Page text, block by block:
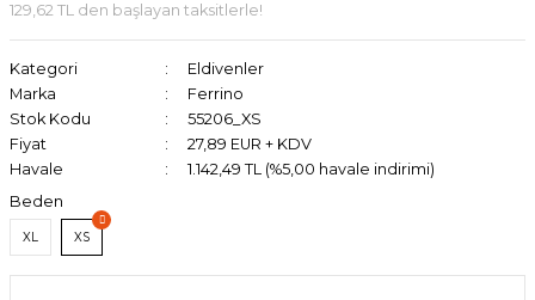
129,62 TL den başlayan taksitlerle!
Kategori
Eldivenler
Marka
Ferrino
Stok Kodu
55206_XS
Fiyat
27,89 EUR + KDV
Havale
1.142,49 TL (%5,00 havale indirimi)
Beden
XL XS